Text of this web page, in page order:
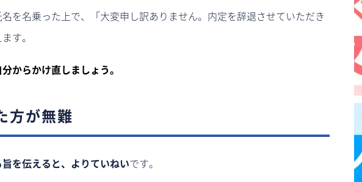
を名乗った上で、「大変申し訳ありません。内定を辞退させていただき
す。
からかけ直しましょう。
方が無難
を伝えると、よりていねいです。